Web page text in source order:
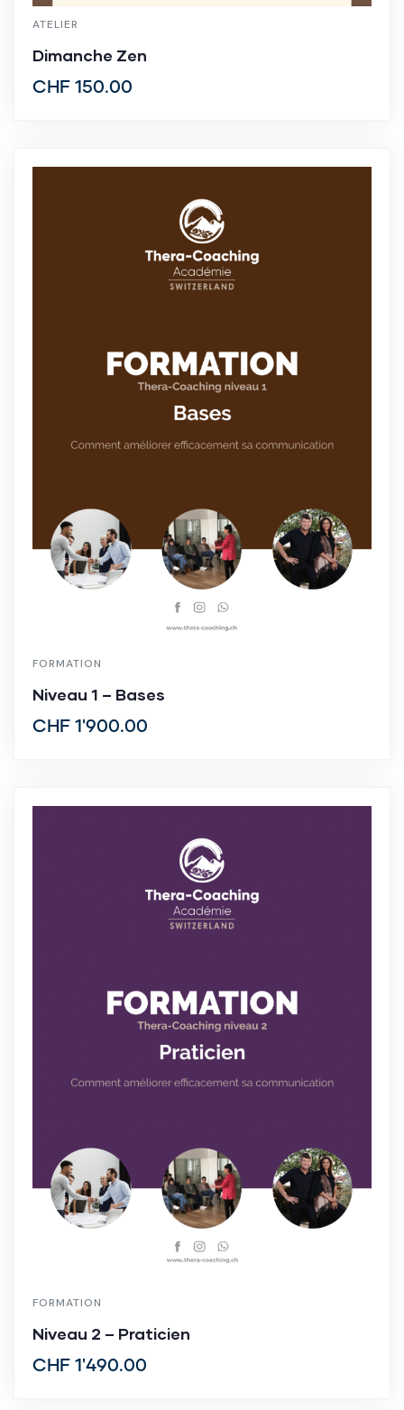
ATELIER
Dimanche Zen
CHF 150.00
FORMATION
Niveau 1 – Bases
CHF 1'900.00
FORMATION
Niveau 2 – Praticien
CHF 1'490.00